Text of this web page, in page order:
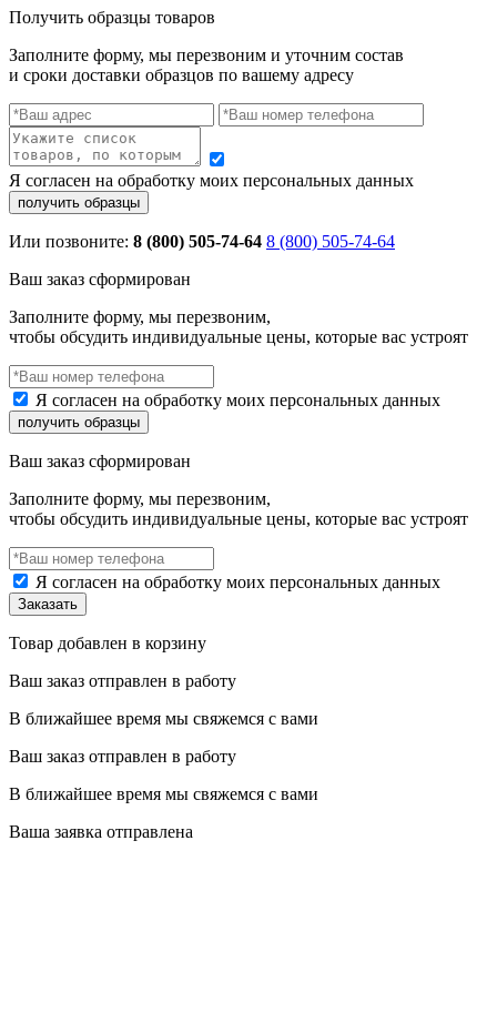
Получить образцы товаров
Заполните форму, мы перезвоним и уточним состав
и сроки доставки образцов по вашему адресу
Я согласен на обработку моих персональных данных
Или позвоните: 8 (800) 505-74-64 8 (800) 505-74-64
Ваш заказ сформирован
Заполните форму, мы перезвоним,
чтобы обсудить индивидуальные цены, которые вас устроят
Я согласен на обработку моих персональных данных
Ваш заказ сформирован
Заполните форму, мы перезвоним,
чтобы обсудить индивидуальные цены, которые вас устроят
Я согласен на обработку моих персональных данных
Товар добавлен в корзину
Ваш заказ отправлен в работу
В ближайшее время мы свяжемся с вами
Ваш заказ отправлен в работу
В ближайшее время мы свяжемся с вами
Ваша заявка отправлена